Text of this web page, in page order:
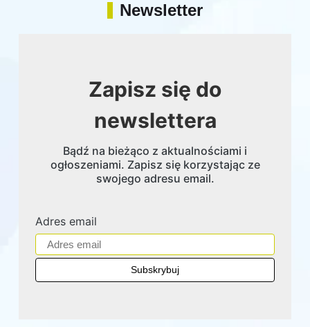
Newsletter
Zapisz się do
newslettera
Bądź na bieżąco z aktualnościami i
ogłoszeniami. Zapisz się korzystając ze
swojego adresu email.
Adres email